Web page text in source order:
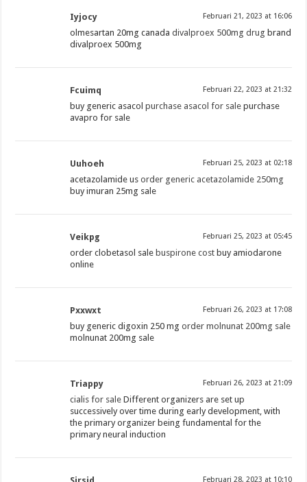
Iyjocy Februari 21, 2023 at 16:06
olmesartan 20mg canadadivalproex 500mg drug brand
divalproex 500mg
Fcuimq Februari 22, 2023 at 21:32
buy generic asacolpurchase asacol for sale purchase
avapro for sale
Uuhoeh Februari 25, 2023 at 02:18
acetazolamide usorder generic acetazolamide 250mg
buy imuran 25mg sale
Veikpg Februari 25, 2023 at 05:45
order clobetasol sale buspirone cost buy amiodarone
online
Pxxwxt Februari 26, 2023 at 17:08
buy generic digoxin 250 mgorder molnunat 200mg sale
molnunat 200mg sale
Triappy Februari 26, 2023 at 21:09
cialis for sale Different organizers are set up
successively over time during early development, with
the primary organizer being fundamental for the
primary neural induction
Februari 28, 2023 at 10:10